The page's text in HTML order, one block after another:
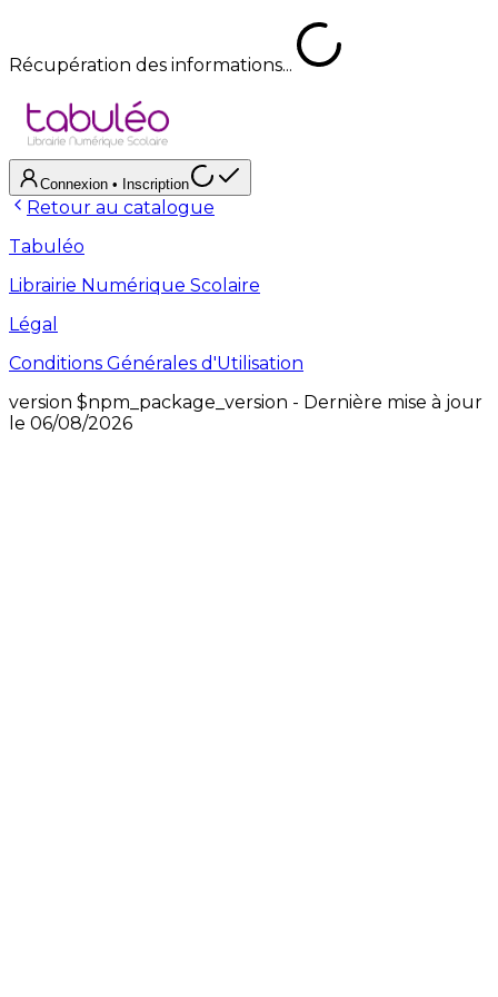
Récupération des informations...
Connexion • Inscription
Retour au catalogue
Tabuléo
Librairie Numérique Scolaire
Légal
Conditions Générales d'Utilisation
version $npm_package_version - Dernière mise à jour
le 06/08/2026